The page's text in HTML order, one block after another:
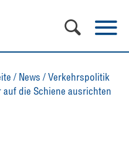
/ News /Verkehrspolitik
die Schiene ausrichten